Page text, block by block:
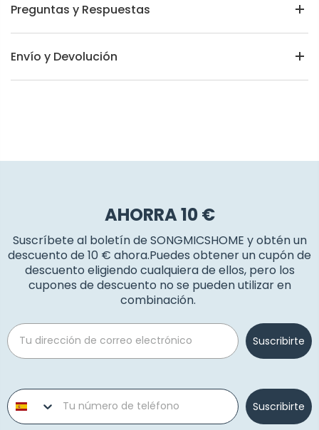
Preguntas y Respuestas
Envío y Devolución
AHORRA 10 €
Suscríbete al boletín de SONGMICSHOME y obtén un
descuento de 10 € ahora.Puedes obtener un cupón de
descuento eligiendo cualquiera de ellos, pero los
cupones de descuento no se pueden utilizar en
combinación.
Email
Suscribirte
Phone number
Suscribirte